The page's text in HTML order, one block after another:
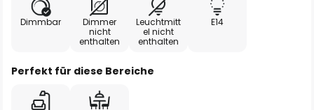
Dimmbar
Dimmer
nicht
enthalten
Leuchtmitt
el nicht
enthalten
E14
Perfekt für diese Bereiche